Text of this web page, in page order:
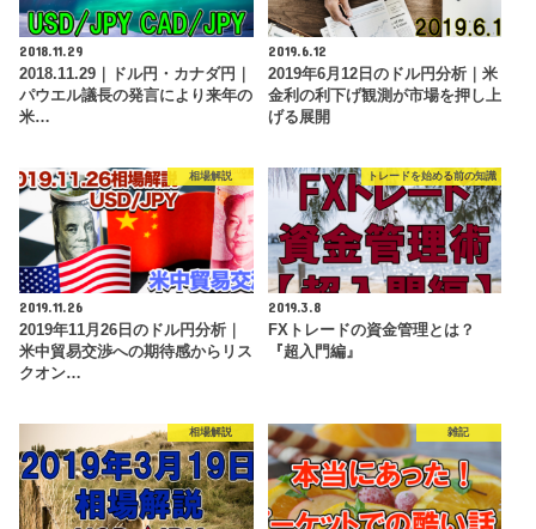
2018.11.29
2018.11.29｜ドル円・カナダ円｜
パウエル議長の発言により来年の
米…
2019.6.12
2019年6月12日のドル円分析｜米
金利の利下げ観測が市場を押し上
げる展開
相場解説
2019.11.26
2019年11月26日のドル円分析｜
米中貿易交渉への期待感からリス
クオン…
トレードを始める前の知識
2019.3.8
FXトレードの資金管理とは？
『超入門編』
相場解説 雑記